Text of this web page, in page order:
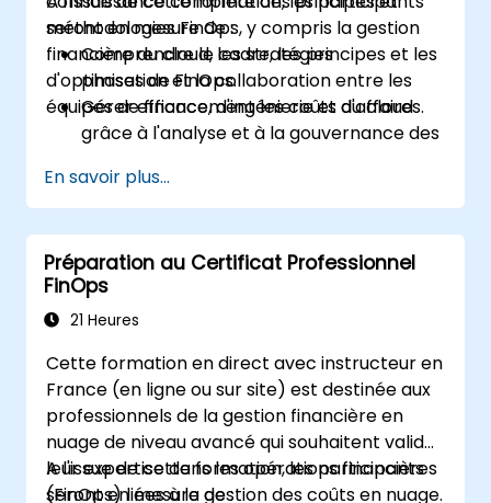
méthodologies FinOps, y compris la gestion
financière du cloud, les stratégies
d'optimisation et la collaboration entre les
équipes de finance, d'ingénierie et d'affaires.
seront en mesure de :
Comprendre le cadre, les principes et les
phases de FinOps.
Gérer efficacement les coûts du cloud
grâce à l'analyse et à la gouvernance des
Collaborer entre les services financiers,
techniques et commerciaux pour aligner
les dépenses liées à l'informatique
dématérialisée.
Utiliser les outils FinOps pour la répartition
des coûts, les prévisions et l'optimisation.
FOCUS Analyst.
En savoir plus...
Préparation au Certificat Professionnel
FinOps
21 Heures
Cette formation en direct avec instructeur en
France (en ligne ou sur site) est destinée aux
professionnels de la gestion financière en
nuage de niveau avancé qui souhaitent valider
leur expertise dans les opérations financières
(FinOps) liées à la gestion des coûts en nuage.
A l'issue de cette formation, les participants
seront en mesure de :